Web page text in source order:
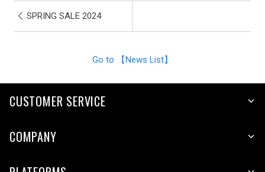
SPRING SALE 2024
Go to 【News List】
CUSTOMER SERVICE
COMPANY